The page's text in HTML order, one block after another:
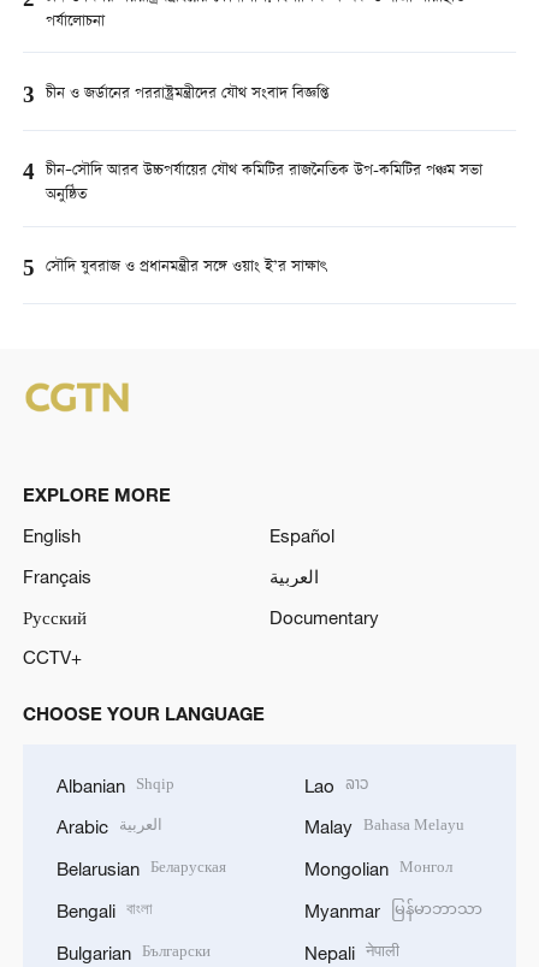
পর্যালোচনা
3 চীন ও জর্ডানের পররাষ্ট্রমন্ত্রীদের যৌথ সংবাদ বিজ্ঞপ্তি
4 চীন–সৌদি আরব উচ্চপর্যায়ের যৌথ কমিটির রাজনৈতিক উপ-কমিটির পঞ্চম সভা
অনুষ্ঠিত
5 সৌদি যুবরাজ ও প্রধানমন্ত্রীর সঙ্গে ওয়াং ই’র সাক্ষাৎ
EXPLORE MORE
English
Español
Français
العربية
Русский
Documentary
CCTV+
CHOOSE YOUR LANGUAGE
Albanian Shqip
Arabic العربية
Belarusian Беларуская
Bengali বাংলা
Bulgarian Български
Lao ລາວ
Malay Bahasa Melayu
Mongolian Монгол
Myanmar မြန်မာဘာသာ
Nepali नेपाली